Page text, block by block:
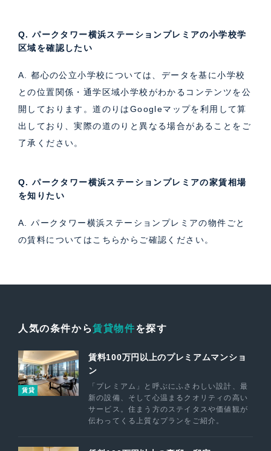
Q. パークタワー横浜ステーションプレミアの小学校学
区域を確認したい
A. 都心の公立小学校については、データを基に小学校
との位置関係・通学区域小学校がわかるコンテンツを公
開しております。道のりはGoogleマップを利用して算
出しており、実際の道のりと異なる場合があることをご
了承ください。
Q. パークタワー横浜ステーションプレミアの家賃相場
を知りたい
A. パークタワー横浜ステーションプレミアの物件ごと
の賃料については こちらからご確認ください。
人気の条件から賃貸物件を探す
賃貸
賃料100万円以上のプレミアムマンショ
ン
「プレミアム」と呼ぶにふさわしい設計、最
新の設備、そして心温まるクオリティの高い
サービス。住まう方のステイタスや価値観が
伝わってくる上質なプランをご紹介。